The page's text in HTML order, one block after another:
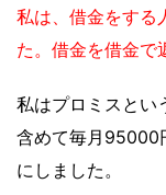
私は、借金をする
た。借金を借金で
私はプロミスとい
含めて毎月95000
にしました。